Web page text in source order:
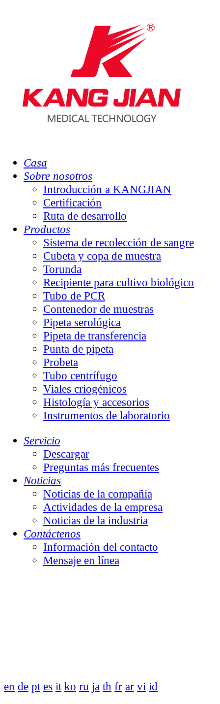
Casa
Sobre nosotros
Introducción a KANGJIAN
Certificación
Ruta de desarrollo
Productos
Sistema de recolección de sangre
Cubeta y copa de muestra
Torunda
Recipiente para cultivo biológico
Tubo de PCR
Contenedor de muestras
Pipeta serológica
Pipeta de transferencia
Punta de pipeta
Probeta
Tubo centrífugo
Viales criogénicos
Histología y accesorios
Instrumentos de laboratorio
Servicio
Descargar
Preguntas más frecuentes
Noticias
Noticias de la compañía
Actividades de la empresa
Noticias de la industria
Contáctenos
Información del contacto
Mensaje en línea
en de pt es it ko ru ja th fr ar vi id